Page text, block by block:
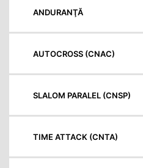
ANDURANŢĂ
AUTOCROSS (CNAC)
SLALOM PARALEL (CNSP)
TIME ATTACK (CNTA)